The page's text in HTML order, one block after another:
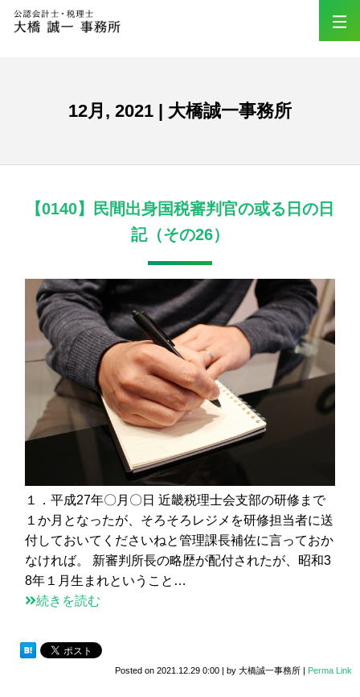
12月, 2021 | 大橋誠一事務所
【0140】民間出身国税審判官の或る日の日
記（その26）
１．平成27年〇月〇日 近畿税理士会支部の研修まで
１か月となったが、そろそろレジメを研修担当者に送
付しておいてくださいねと管理課長補佐に言っておか
なければ。 新審判所長の略歴が配付されたが、昭和3
8年１月生まれということ…
続きを読む
Posted on 2021.12.29 0:00 | by 大橋誠一事務所 | Perma Link